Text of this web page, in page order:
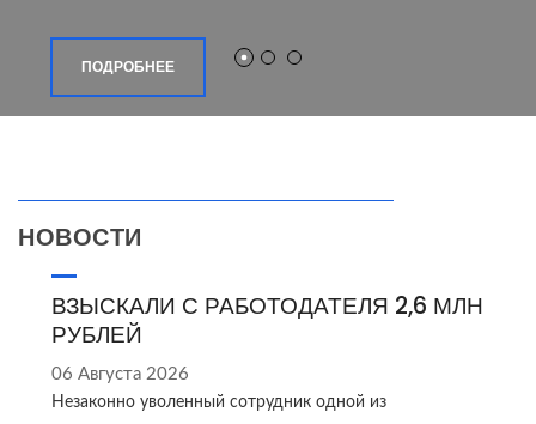
ПОДРОБНЕЕ
НОВОСТИ
ВЗЫСКАЛИ С РАБОТОДАТЕЛЯ 2,6 МЛН
РУБЛЕЙ
06 Августа 2026
Незаконно уволенный сотрудник одной из